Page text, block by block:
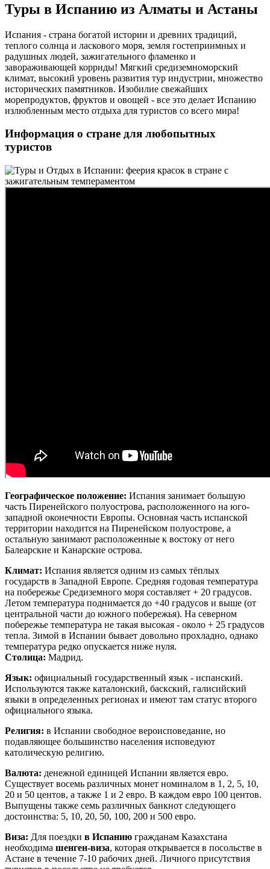
Туры в Испанию из Алматы и Астаны
Испания - страна богатой истории и древних традиций,
теплого солнца и ласкового моря, земля гостеприимных и
радушных людей, зажигательного фламенко и
завораживающей корриды! Мягкий средиземноморский
климат, высокий уровень развития тур индустрии, множество
исторических памятников. Изобилие свежайших
морепродуктов, фруктов и овощей - все это делает Испанию
излюбленным место отдыха для туристов со всего мира!
Информация о стране для любопытных
туристов
Географическое положение: Испания занимает большую
часть Пиренейского полуострова, расположенного на юго-
западной оконечности Европы. Основная часть испанской
территории находится на Пиренейском полуострове, а
остальную занимают расположенные к востоку от него
Балеарские и Канарские острова.
Климат: Испания является одним из самых тёплых
государств в Западной Европе. Средняя годовая температура
на побережье Средиземного моря составляет + 20 градусов.
Летом температура поднимается до +40 градусов и выше (от
центральной части до южного побережья). На северном
побережье температура не такая высокая - около + 25 градусов
тепла. Зимой в Испании бывает довольно прохладно, однако
температура редко опускается ниже нуля.
Столица: Мадрид.
Язык: официальный государственный язык - испанский.
Используются также каталонский, баскский, галисийский
языки в определенных регионах и имеют там статус второго
официального языка.
Религия: в Испании свободное вероисповедание, но
подавляющее большинство населения исповедуют
католическую религию.
Валюта: денежной единицей Испании является евро.
Существует восемь различных монет номиналом в 1, 2, 5, 10,
20 и 50 центов, а также 1 и 2 евро. В каждом евро 100 центов.
Выпущены также семь различных банкнот следующего
достоинства: 5, 10, 20, 50, 100, 200 и 500 евро.
Виза: Для поездки в Испанию гражданам Казахстана
необходима шенген-виза, которая открывается в посольстве в
Астане в течение 7-10 рабочих дней. Личного присутствия